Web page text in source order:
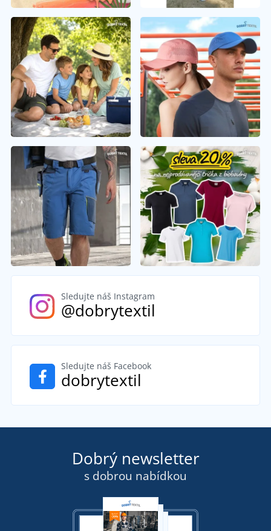
Sledujte náš Instagram
@dobrytextil
Sledujte náš Facebook
dobrytextil
Dobrý newsletter
s dobrou nabídkou